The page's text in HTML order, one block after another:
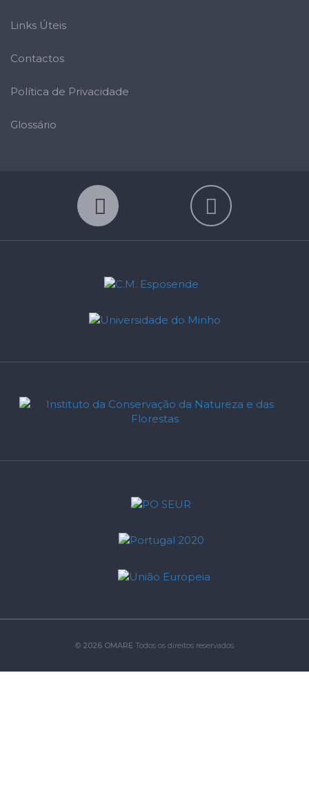
Links Úteis
Contactos
Política de Privacidade
Glossário
© 2026 OMARE Todos os direitos reservados